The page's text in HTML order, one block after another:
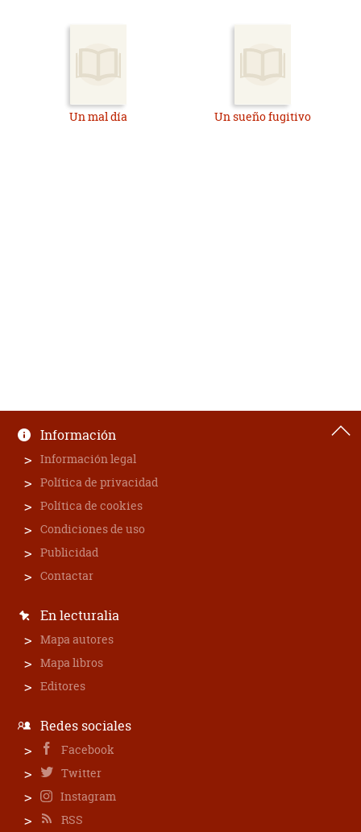
Un mal día Un sueño fugitivo
Información
Información legal
Política de privacidad
Política de cookies
Condiciones de uso
Publicidad
Contactar
En lecturalia
Mapa autores
Mapa libros
Editores
Redes sociales
Facebook
Twitter
Instagram
RSS